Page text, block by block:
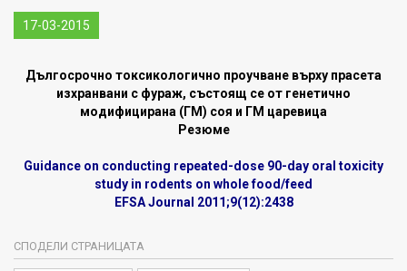
17-03-2015
Дългосрочно токсикологично проучване върху прасета
изхранвани с фураж, състоящ се от генетично
модифицирана (ГМ) соя и ГМ царевица
Резюме
Guidance on conducting repeated-dose 90-day oral toxicity
study in rodents on whole food/feed
EFSA Journal 2011;9(12):2438
СПОДЕЛИ СТРАНИЦАТА